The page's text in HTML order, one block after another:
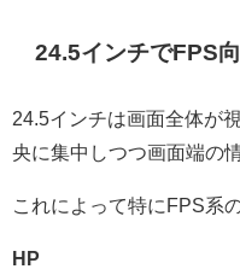
24.5インチでFPS
24.5インチは画面全体が
央に集中しつつ画面端の
これによって特にFPS系
HP